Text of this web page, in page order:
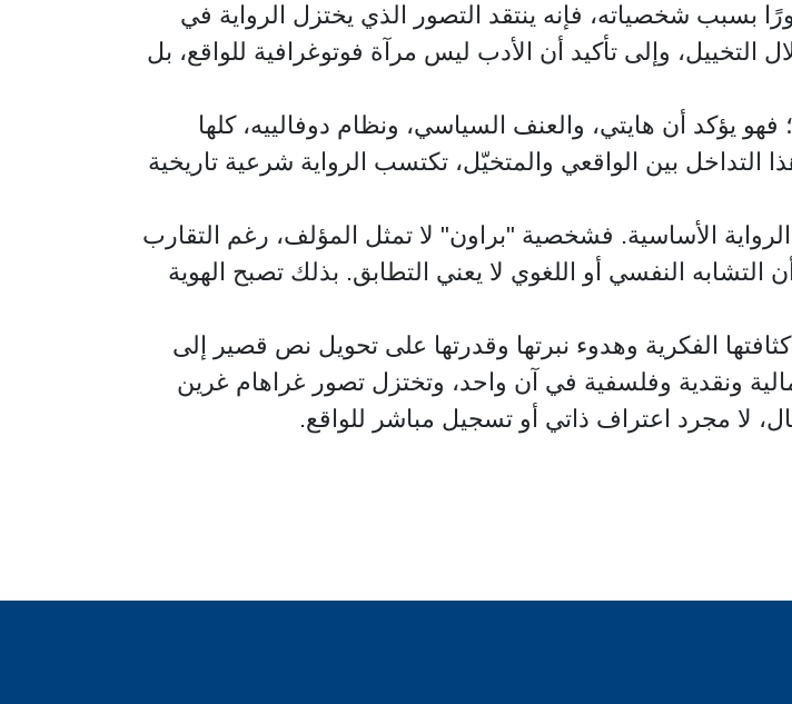
بسبب شخصياته، فإنه ينتقد التصور الذي يختزل الرواية في
وإلى تأكيد أن الأدب ليس مرآة فوتوغرافية للواقع، بل
يؤكد أن هايتي، والعنف السياسي، ونظام دوفالييه، كلها
بين الواقعي والمتخيّل، تكتسب الرواية شرعية تاريخية
الأساسية. فشخصية "براون" لا تمثل المؤلف، رغم التقارب
التشابه النفسي أو اللغوي لا يعني التطابق. بذلك تصبح الهوية
الفكرية وهدوء نبرتها وقدرتها على تحويل نص قصير إلى
ونقدية وفلسفية في آن واحد، وتختزل تصور غراهام غرين
لا مجرد اعتراف ذاتي أو تسجيل مباشر للواقع.